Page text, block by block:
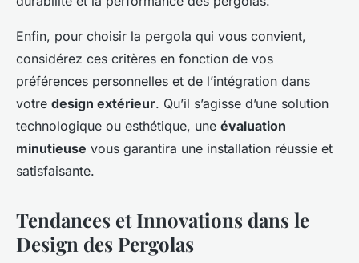
Enfin, pour choisir la pergola qui vous convient,
considérez ces critères en fonction de vos
préférences personnelles et de l’intégration dans
votre design extérieur. Qu’il s’agisse d’une solution
technologique ou esthétique, une évaluation
minutieuse vous garantira une installation réussie et
satisfaisante.
Tendances et Innovations dans le
Design des Pergolas